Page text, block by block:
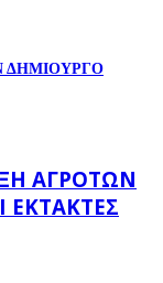
ΔΗΜΙΟΥΡΓΟ
ΑΓΡΟΤΏΝ
ΈΚΤΑΚΤΕΣ